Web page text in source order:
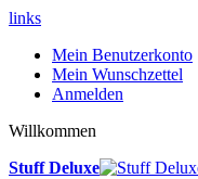
links
Mein Benutzerkonto
Mein Wunschzettel
Anmelden
Willkommen
Stuff Deluxe